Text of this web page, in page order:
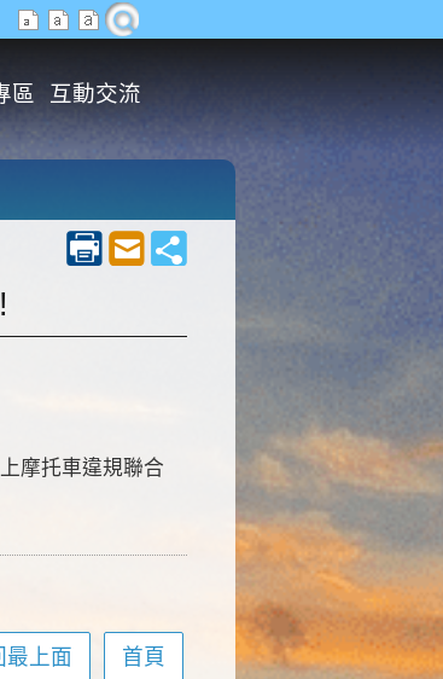
區 互動交流
摩托車違規聯合
最上面 首頁